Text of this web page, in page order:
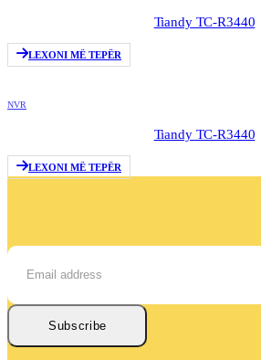
Tiandy TC-R3440
LEXONI MË TEPËR
NVR
Tiandy TC-R3440
LEXONI MË TEPËR
Subscribe